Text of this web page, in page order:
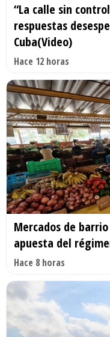
“La calle sin
respuestas
Cuba(Video)
Hace 12 horas
Mercados de
apuesta del
Hace 8 horas